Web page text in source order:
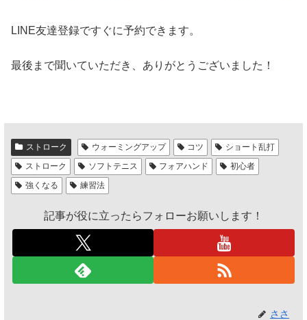
LINE友達登録ですぐに予約できます。
最後まで聞いていただき、ありがとうございました！
ストローク ウォーミングアップ コツ
ショート乱打
ストローク
ソフトテニス フォアハンド
初心者
強くなる
練習法
記事が役に立ったらフォローお願いします！
ささ